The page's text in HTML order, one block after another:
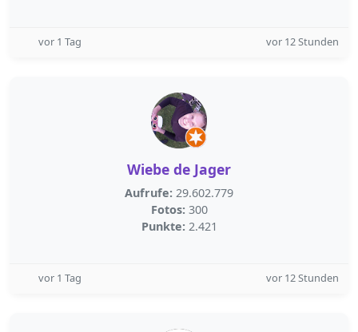
vor 1 Tag vor 12 Stunden
Wiebe de Jager
Aufrufe: 29.602.779
Fotos: 300
Punkte: 2.421
vor 1 Tag vor 12 Stunden